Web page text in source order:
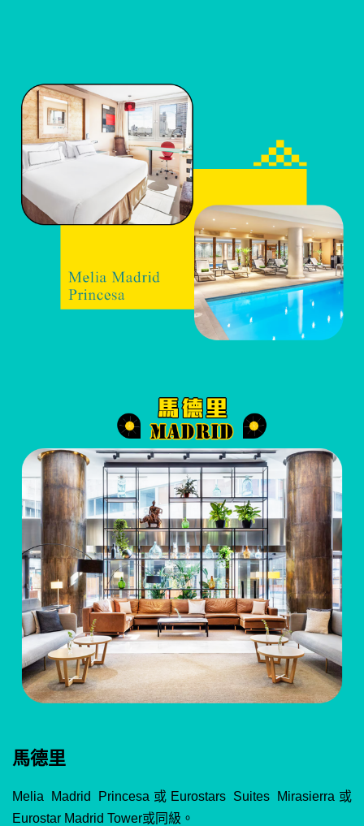
馬德里
Melia Madrid Princesa或Eurostars Suites Mirasierra或
Eurostar Madrid Tower或同級。